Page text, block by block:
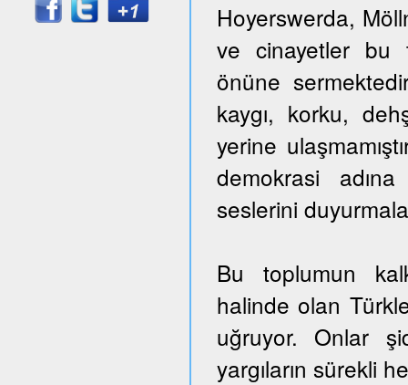
Hoyerswerda,
ve cinayetler bu
önüne
kaygı, korku,
yerine
demokrasi
seslerini
Bu toplumun
halinde olan
uğruyor. Onlar
yargıların sürekli